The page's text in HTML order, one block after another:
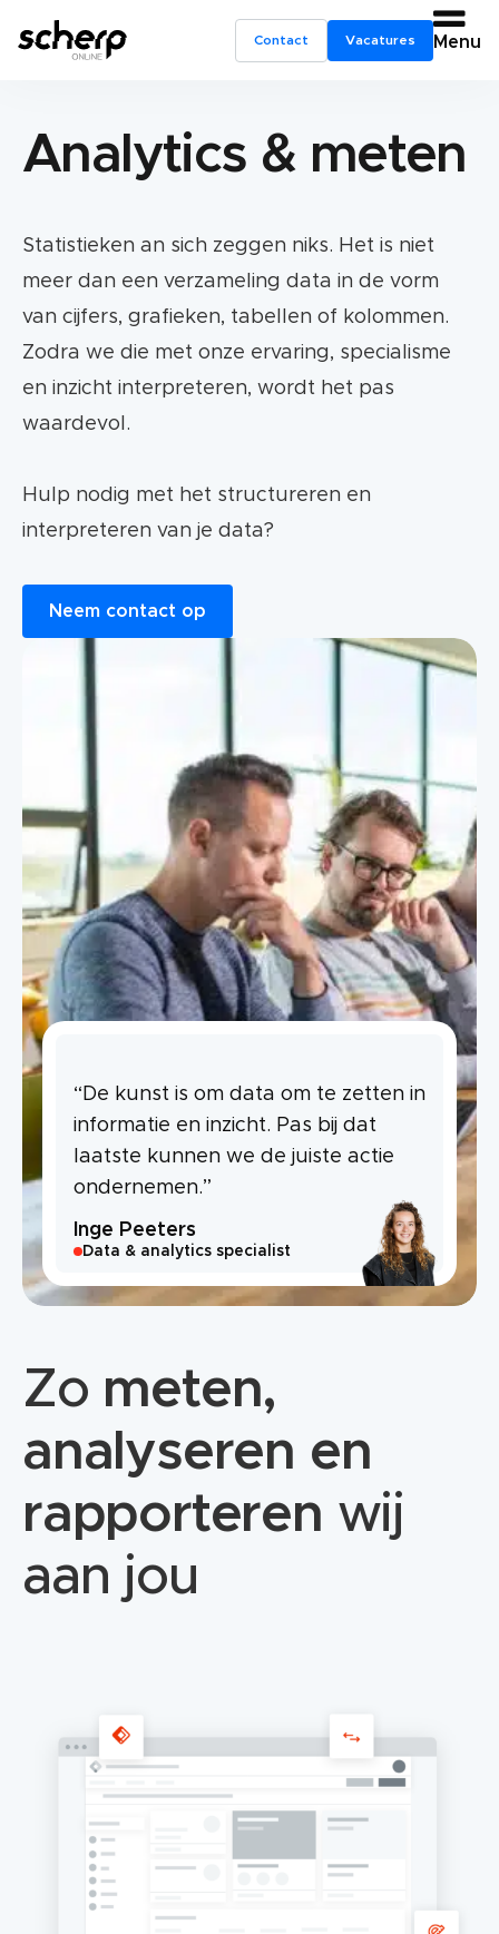
Contact Vacatures Menu
Analytics & meten
Statistieken an sich zeggen niks. Het is niet
meer dan een verzameling data in de vorm
van cijfers, grafieken, tabellen of kolommen.
Zodra we die met onze ervaring, specialisme
en inzicht interpreteren, wordt het pas
waardevol.
Hulp nodig met het structureren en
interpreteren van je data?
Neem contact op
“De kunst is om data om te zetten in
informatie en inzicht. Pas bij dat
laatste kunnen we de juiste actie
ondernemen.”
Inge Peeters
Data & analytics specialist
Zo meten,
analyseren en
rapporteren wij
aan jou